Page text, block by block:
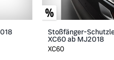
Stoßfänger-
XC60 ab MJ2018
XC60